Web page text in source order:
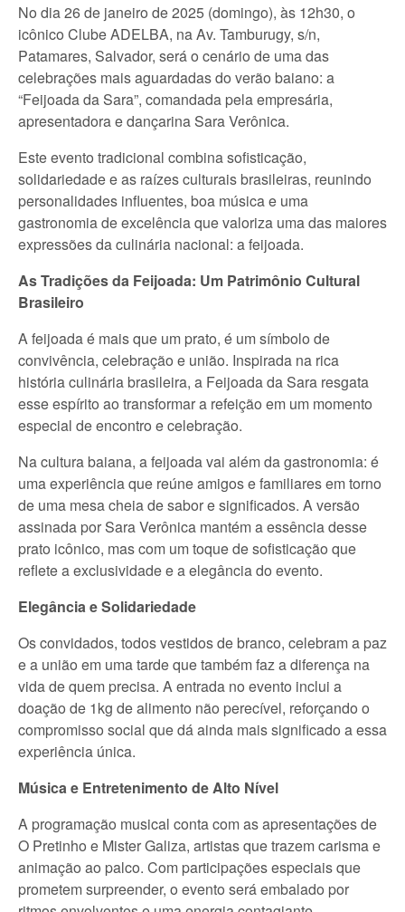
No dia 26 de janeiro de 2025 (domingo), às 12h30, o
icônico Clube ADELBA, na Av. Tamburugy, s/n,
Patamares, Salvador, será o cenário de uma das
celebrações mais aguardadas do verão baiano: a
“Feijoada da Sara”, comandada pela empresária,
apresentadora e dançarina Sara Verônica.
Este evento tradicional combina sofisticação,
solidariedade e as raízes culturais brasileiras, reunindo
personalidades influentes, boa música e uma
gastronomia de excelência que valoriza uma das maiores
expressões da culinária nacional: a feijoada.
As Tradições da Feijoada: Um Patrimônio Cultural
Brasileiro
A feijoada é mais que um prato, é um símbolo de
convivência, celebração e união. Inspirada na rica
história culinária brasileira, a Feijoada da Sara resgata
esse espírito ao transformar a refeição em um momento
especial de encontro e celebração.
Na cultura baiana, a feijoada vai além da gastronomia: é
uma experiência que reúne amigos e familiares em torno
de uma mesa cheia de sabor e significados. A versão
assinada por Sara Verônica mantém a essência desse
prato icônico, mas com um toque de sofisticação que
reflete a exclusividade e a elegância do evento.
Elegância e Solidariedade
Os convidados, todos vestidos de branco, celebram a paz
e a união em uma tarde que também faz a diferença na
vida de quem precisa. A entrada no evento inclui a
doação de 1kg de alimento não perecível, reforçando o
compromisso social que dá ainda mais significado a essa
experiência única.
Música e Entretenimento de Alto Nível
A programação musical conta com as apresentações de
O Pretinho e Mister Galiza, artistas que trazem carisma e
animação ao palco. Com participações especiais que
prometem surpreender, o evento será embalado por